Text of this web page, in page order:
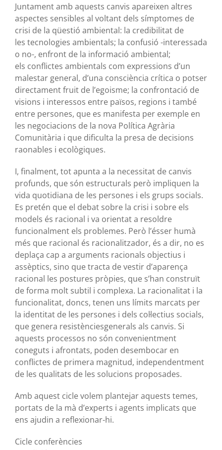
Juntament amb aquests canvis apareixen altres
aspectes sensibles al voltant dels símptomes de
crisi de la qüestió ambiental: la credibilitat de
les tecnologies ambientals; la confusió -interessada
o no-, enfront de la informació ambiental;
els conflictes ambientals com expressions d’un
malestar general, d’una consciència crítica o potser
directament fruit de l’egoisme; la confrontació de
visions i interessos entre països, regions i també
entre persones, que es manifesta per exemple en
les negociacions de la nova Política Agrària
Comunitària i que dificulta la presa de decisions
raonables i ecològiques.
I, finalment, tot apunta a la necessitat de canvis
profunds, que són estructurals però impliquen la
vida quotidiana de les persones i els grups socials.
Es pretén que el debat sobre la crisi i sobre els
models és racional i va orientat a resoldre
funcionalment els problemes. Però l’ésser humà
més que racional és racionalitzador, és a dir, no es
deplaça cap a arguments racionals objectius i
assèptics, sino que tracta de vestir d’aparença
racional les postures pròpies, que s’han construït
de forma molt subtil i complexa. La racionalitat i la
funcionalitat, doncs, tenen uns límits marcats per
la identitat de les persones i dels col·lectius socials,
que genera resistènciesgenerals als canvis. Si
aquests processos no són convenientment
coneguts i afrontats, poden desembocar en
conflictes de primera magnitud, independentment
de les qualitats de les solucions proposades.
Amb aquest cicle volem plantejar aquests temes,
portats de la mà d’experts i agents implicats que
ens ajudin a reflexionar-hi.
Cicle conferències